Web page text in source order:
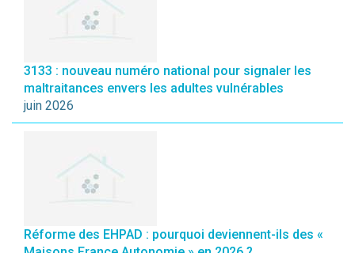
3133 : nouveau numéro national pour signaler les
maltraitances envers les adultes vulnérables
juin 2026
Réforme des EHPAD : pourquoi deviennent-ils des «